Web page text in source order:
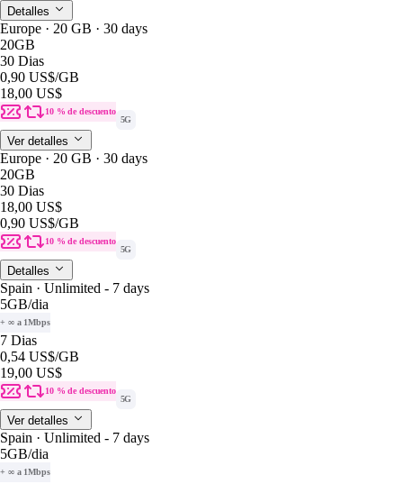
Detalles
Europe · 20 GB · 30 days
20GB
30 Dias
0,90 US$/GB
18,00 US$
10 % de descuento
5G
Ver detalles
Europe · 20 GB · 30 days
20GB
30 Dias
18,00 US$
0,90 US$/GB
10 % de descuento
5G
Detalles
Spain · Unlimited - 7 days
5GB/dia
+ ∞ a 1Mbps
7 Dias
0,54 US$/GB
19,00 US$
10 % de descuento
5G
Ver detalles
Spain · Unlimited - 7 days
5GB/dia
+ ∞ a 1Mbps